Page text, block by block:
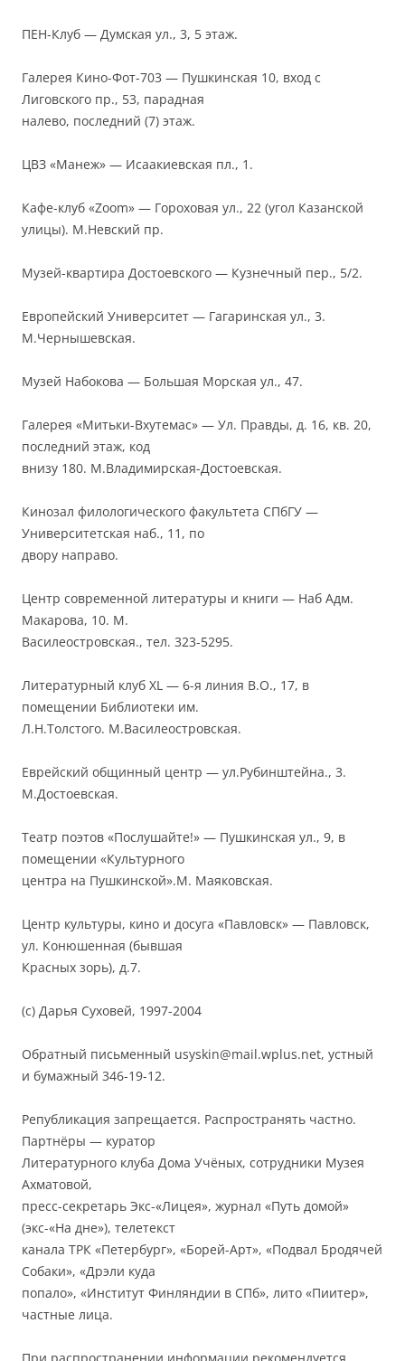
ПЕН-Клуб — Думская ул., 3, 5 этаж.
Галерея Кино-Фот-703 — Пушкинская 10, вход с
Лиговского пр., 53, парадная
налево, последний (7) этаж.
ЦВЗ «Манеж» — Исаакиевская пл., 1.
Кафе-клуб «Zoom» — Гороховая ул., 22 (угол Казанской
улицы). М.Невский пр.
Музей-квартира Достоевского — Кузнечный пер., 5/2.
Европейский Университет — Гагаринская ул., 3.
М.Чернышевская.
Музей Набокова — Большая Морская ул., 47.
Галерея «Митьки-Вхутемас» — Ул. Правды, д. 16, кв. 20,
последний этаж, код
внизу 180. М.Владимирская-Достоевская.
Кинозал филологического факультета СПбГУ —
Университетская наб., 11, по
двору направо.
Центр современной литературы и книги — Наб Адм.
Макарова, 10. М.
Василеостровская., тел. 323-5295.
Литературный клуб XL — 6-я линия В.О., 17, в
помещении Библиотеки им.
Л.Н.Толстого. М.Василеостровская.
Еврейский общинный центр — ул.Рубинштейна., 3.
М.Достоевская.
Театр поэтов «Послушайте!» — Пушкинская ул., 9, в
помещении «Культурного
центра на Пушкинской».М. Маяковская.
Центр культуры, кино и досуга «Павловск» — Павловск,
ул. Конюшенная (бывшая
Красных зорь), д.7.
(с) Дарья Суховей, 1997-2004
Обратный письменный usyskin@mail.wplus.net, устный
и бумажный 346-19-12.
Републикация запрещается. Распространять частно.
Партнёры — куратор
Литературного клуба Дома Учёных, сотрудники Музея
Ахматовой,
пресс-секретарь Экс-«Лицея», журнал «Путь домой»
(экс-«На дне»), телетекст
канала ТРК «Петербург», «Борей-Арт», «Подвал Бродячей
Собаки», «Дрэли куда
попало», «Институт Финляндии в СПб», лито «Пиитер»,
частные лица.